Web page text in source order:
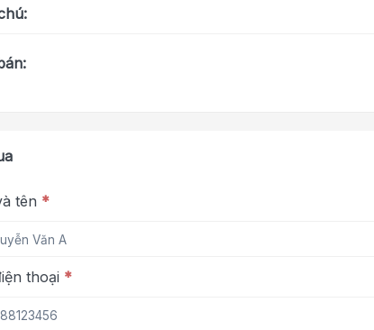
tên *
thoại *